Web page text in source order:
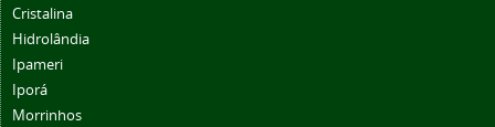
Cristalina
Hidrolândia
Ipameri
Iporá
Morrinhos